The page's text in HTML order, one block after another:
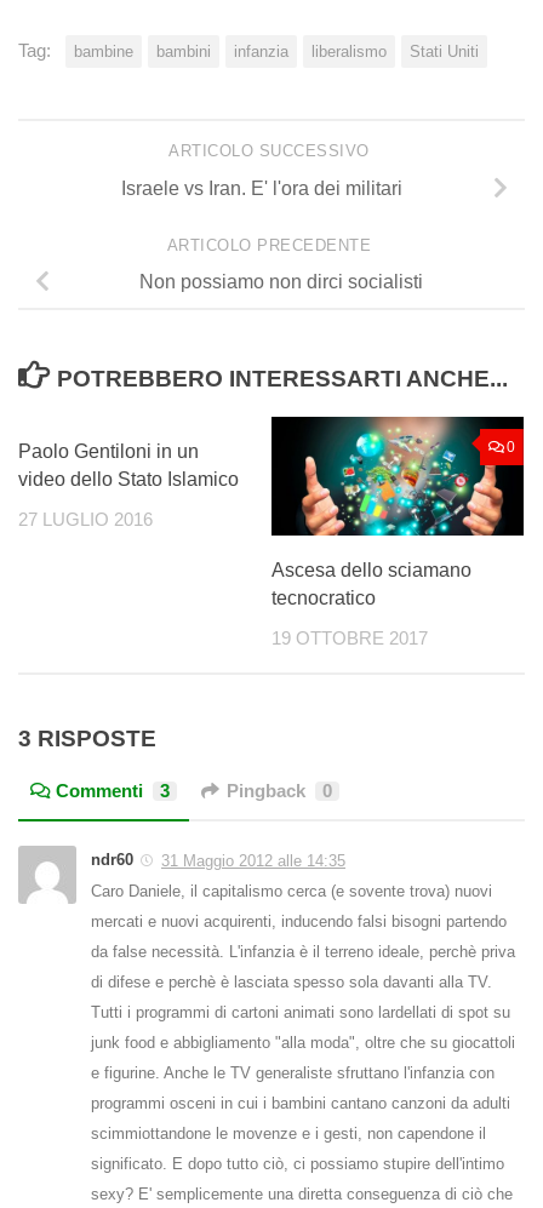
Tag: bambine bambini infanzia liberalismo Stati Uniti
ARTICOLO SUCCESSIVO
Israele vs Iran. E' l'ora dei militari
ARTICOLO PRECEDENTE
Non possiamo non dirci socialisti
POTREBBERO INTERESSARTI ANCHE...
Paolo Gentiloni in un
video dello Stato Islamico
27 LUGLIO 2016
0
Ascesa dello sciamano
tecnocratico
19 OTTOBRE 2017
3 RISPOSTE
Commenti 3 Pingback 0
ndr60
31 Maggio 2012 alle 14:35
Caro Daniele, il capitalismo cerca (e sovente trova) nuovi
mercati e nuovi acquirenti, inducendo falsi bisogni partendo
da false necessità. L'infanzia è il terreno ideale, perchè priva
di difese e perchè è lasciata spesso sola davanti alla TV.
Tutti i programmi di cartoni animati sono lardellati di spot su
junk food e abbigliamento "alla moda", oltre che su giocattoli
e figurine. Anche le TV generaliste sfruttano l'infanzia con
programmi osceni in cui i bambini cantano canzoni da adulti
scimmiottandone le movenze e i gesti, non capendone il
significato. E dopo tutto ciò, ci possiamo stupire dell'intimo
sexy? E' semplicemente una diretta conseguenza di ciò che